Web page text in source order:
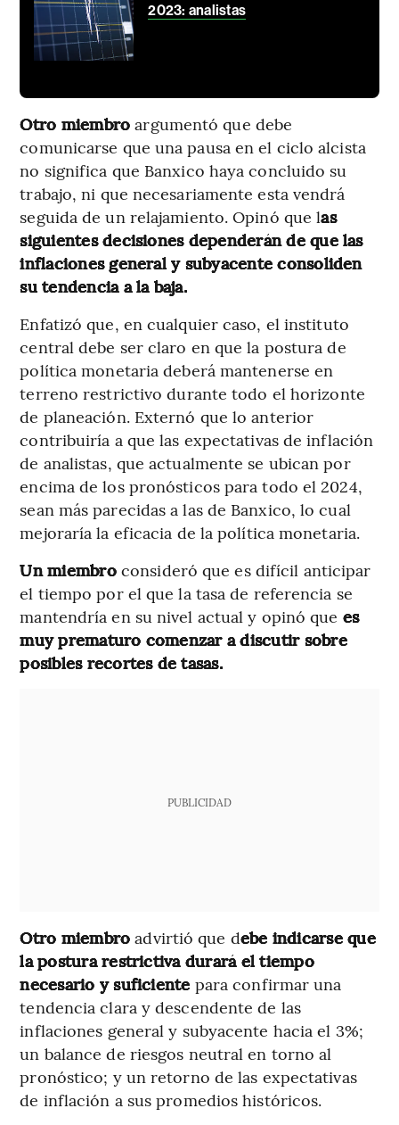
2023: analistas
Otro miembro argumentó que debe
comunicarse que una pausa en el ciclo alcista
no significa que Banxico haya concluido su
trabajo, ni que necesariamente esta vendrá
seguida de un relajamiento. Opinó que las
siguientes decisiones dependerán de que las
inflaciones general y subyacente consoliden
su tendencia a la baja.
Enfatizó que, en cualquier caso, el instituto
central debe ser claro en que la postura de
política monetaria deberá mantenerse en
terreno restrictivo durante todo el horizonte
de planeación. Externó que lo anterior
contribuiría a que las expectativas de inflación
de analistas, que actualmente se ubican por
encima de los pronósticos para todo el 2024,
sean más parecidas a las de Banxico, lo cual
mejoraría la eficacia de la política monetaria.
Un miembroconsideró que es difícil anticipar
el tiempo por el que la tasa de referencia se
mantendría en su nivel actual y opinó que es
muy prematuro comenzar a discutir sobre
posibles recortes de tasas.
PUBLICIDAD
Otro miembro advirtió que debe indicarse que
la postura restrictiva durará el tiempo
necesario y suficiente para confirmar una
tendencia clara y descendente de las
inflaciones general y subyacente hacia el 3%;
un balance de riesgos neutral en torno al
pronóstico; y un retorno de las expectativas
de inflación a sus promedios históricos.